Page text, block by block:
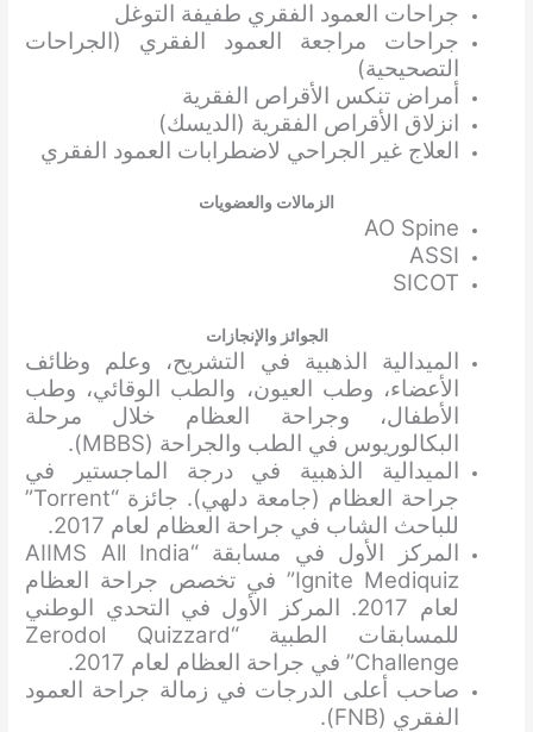
جراحات العمود الفقري طفيفة التوغل
جراحات مراجعة العمود الفقري (الجراحات
التصحيحية)
أمراض تنكس الأقراص الفقرية
انزلاق الأقراص الفقرية (الديسك)
العلاج غير الجراحي لاضطرابات العمود الفقري
الزمالات والعضويات
AO Spine
ASSI
SICOT
الجوائز والإنجازات
الميدالية الذهبية في التشريح، وعلم وظائف
الأعضاء، وطب العيون، والطب الوقائي، وطب
الأطفال، وجراحة العظام خلال مرحلة
البكالوريوس في الطب والجراحة (MBBS).
الميدالية الذهبية في درجة الماجستير في
جراحة العظام (جامعة دلهي). جائزة “Torrent”
للباحث الشاب في جراحة العظام لعام 2017.
المركز الأول في مسابقة “AIIMS All India
Ignite Mediquiz” في تخصص جراحة العظام
لعام 2017. المركز الأول في التحدي الوطني
للمسابقات الطبية “Zerodol Quizzard
Challenge” في جراحة العظام لعام 2017.
صاحب أعلى الدرجات في زمالة جراحة العمود
الفقري (FNB).